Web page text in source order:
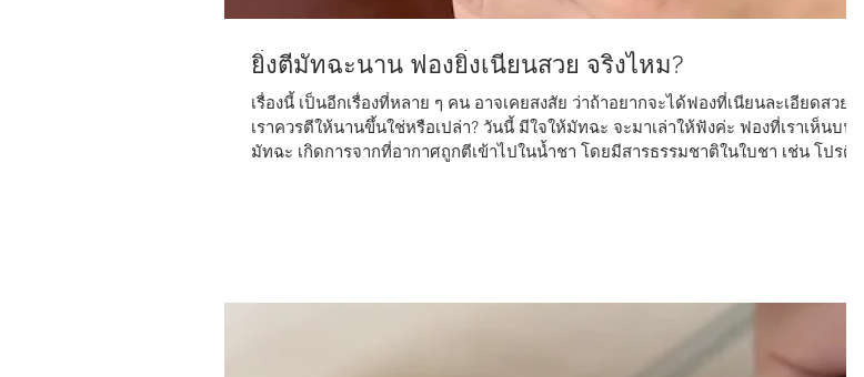
ยิ่งตีมัทฉะนาน ฟองยิ่งเนียนสวย จริงไหม?
เรื่องนี้ เป็นอีกเรื่องที่หลาย ๆ คน อาจเคยสงสัย ว่าถ้าอยากจะได้ฟองที่เนียนละเอียดสวย
เราควรตีให้นานขึ้นใช่หรือเปล่า? วันนี้ มีใจให้มัทฉะ จะมาเล่าให้ฟังค่ะ ฟองที่เราเห็นบนผิว
มัทฉะ เกิดการจากที่อากาศถูกตีเข้าไปในน้ำชา โดยมีสารธรรมชาติในใบชา เช่น โปรตีน